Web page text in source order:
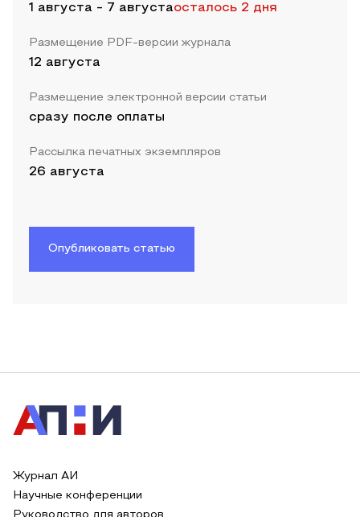
1 августа - 7 августаосталось 2 дня
Размещение PDF-версии журнала
12 августа
Размещение электронной версии статьи
сразу после оплаты
Рассылка печатных экземпляров
26 августа
Опубликовать статью
Журнал АИ
Научные конференции